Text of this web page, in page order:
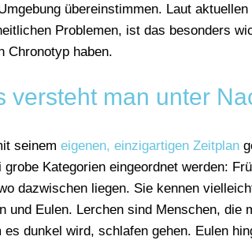
übereinstimmen. Laut
Problemen, ist das besonders
Chronotyp haben.
versteht man unter
seinem eigenen, einzigartigen Zeitplan
Kategorien eingeordnet werden:
dazwischen liegen. Sie kennen
und Eulen. Lerchen sind Menschen, die
es dunkel wird, schlafen gehen. Eulen